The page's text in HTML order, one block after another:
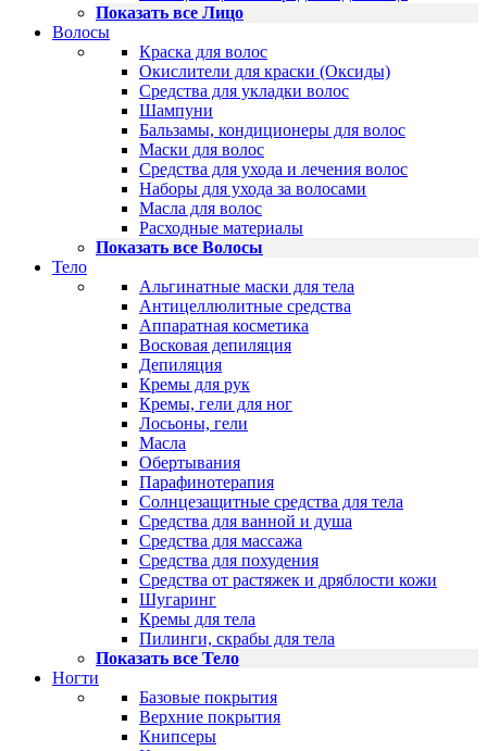
Показать все Лицо
Волосы
Краска для волос
Окислители для краски (Оксиды)
Средства для укладки волос
Шампуни
Бальзамы, кондиционеры для волос
Маски для волос
Средства для ухода и лечения волос
Наборы для ухода за волосами
Масла для волос
Расходные материалы
Показать все Волосы
Тело
Альгинатные маски для тела
Антицеллюлитные средства
Аппаратная косметика
Восковая депиляция
Депиляция
Кремы для рук
Кремы, гели для ног
Лосьоны, гели
Масла
Обертывания
Парафинотерапия
Солнцезащитные средства для тела
Средства для ванной и душа
Средства для массажа
Средства для похудения
Средства от растяжек и дряблости кожи
Шугаринг
Кремы для тела
Пилинги, скрабы для тела
Показать все Тело
Ногти
Базовые покрытия
Верхние покрытия
Книпсеры